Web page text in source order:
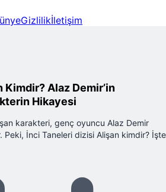
Gizlilikİletişim
Alaz Demir’in
Hikayesi
karakteri, genç oyuncu Alaz Demir
Peki, İnci Taneleri dizisi Alişan kimdir? İşte